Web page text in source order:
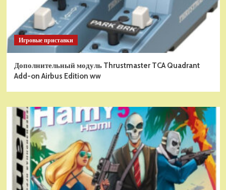
Игровые приставки
Дополнительный модуль Thrustmaster TCA Quadrant
Add-on Airbus Edition ww